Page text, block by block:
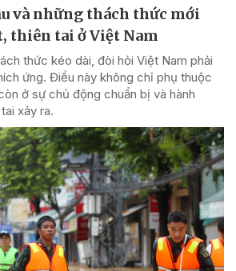
và những thách thức mới
thiên tai ở Việt Nam
thức kéo dài, đòi hỏi Việt Nam phải
ứng. Điều này không chỉ phụ thuộc
ở sự chủ động chuẩn bị và hành
xảy ra.